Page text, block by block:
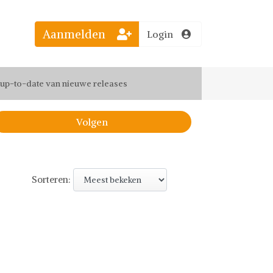
jouw favoriete looks
to-date van nieuwe releases
de leukste items met vrienden
Aanmelden Login
Volgen
Sorteren: